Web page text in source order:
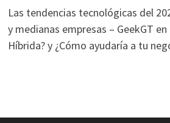
Las tendencias tecnológicas del
y medianas empresas – GeekGT en
Híbrida? y ¿Cómo ayudaría a tu